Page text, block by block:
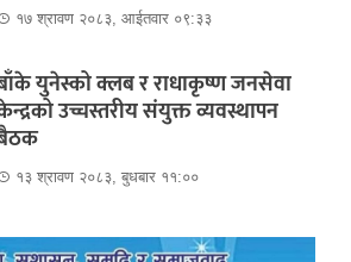
१७ श्रावण २०८३, आईतवार ०९:३३
युनेस्को क्लब र राधाकृष्ण जनसेवा
उच्चस्तरीय संयुक्त व्यवस्थापन
१३ श्रावण २०८३, बुधबार ११:००